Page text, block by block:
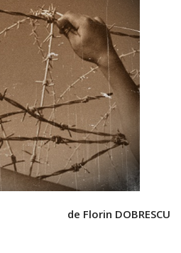
de Florin DOBRESCU